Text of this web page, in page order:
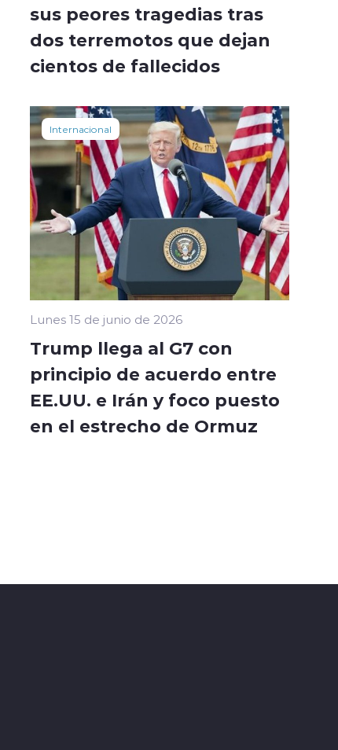
sus peores tragedias tras
dos terremotos que dejan
cientos de fallecidos
Internacional
Lunes 15 de junio de 2026
Trump llega al G7 con
principio de acuerdo entre
EE.UU. e Irán y foco puesto
en el estrecho de Ormuz